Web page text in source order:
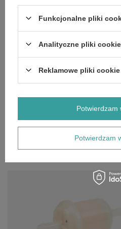
LC2P76 LC2P82 LC2V80(T231)
170010046-0001 170010046-
długość: 84 mm
średnica wejścia-wyjścia: 6,5 mm
SZCZEGÓŁOWE DANE
OPINIE (0)
OSTATNIO
Funkcjonalne pliki
Analityczne pliki cookie
Reklamowe pliki cookie
Potwierdzam
Potwierdzam